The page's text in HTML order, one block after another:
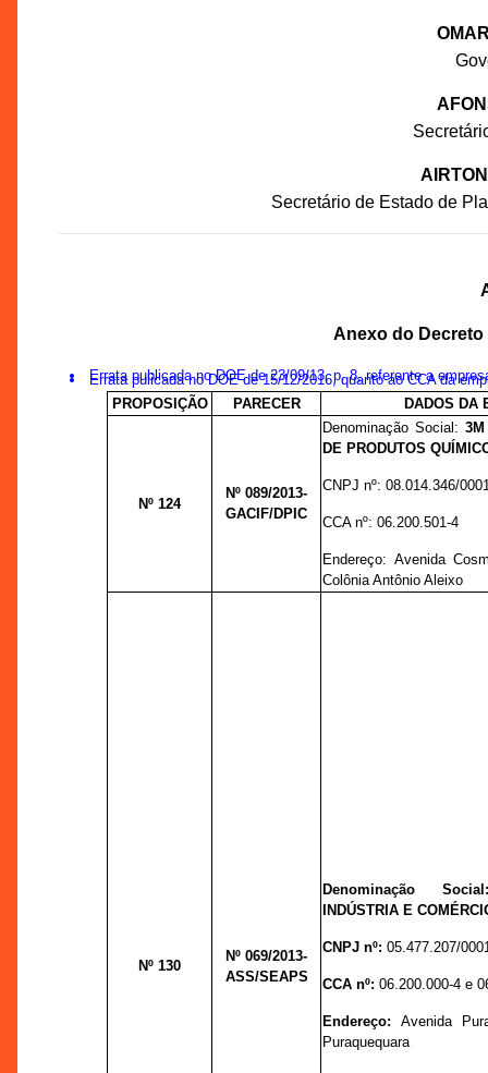
Secretário de Estado de
Anexo do Decreto
Errata publicada no DOE de 23/09/13, p. 8, referente a
Errata pulicada no DOE de 15/12/2016, quanto ao CCA da
PROPOSIÇÃO
PARECER DADOS DA
Nº 124
Nº 089/2013-
GACIF/DPIC
Denominação Social:
DE PRODUTOS
CNPJ nº:08.014.346/
CCA nº:06.200.501-4
Endereço: Avenida
Colônia Antônio Aleixo
Nº 130
Nº 069/2013-
ASS/SEAPS
Denominação
INDÚSTRIA E
CNPJ nº:05.477.207/
CCA nº:06.200.000-4 e
Endereço:Avenida
Puraquequara